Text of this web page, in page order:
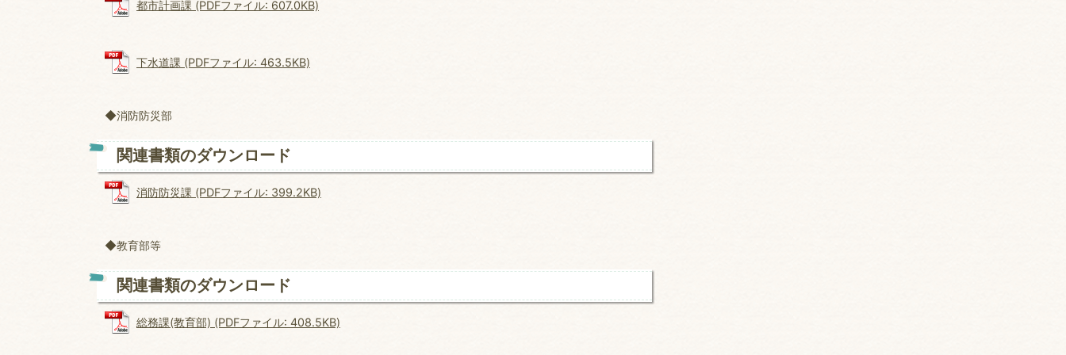
都市計画課 (PDFファイル: 607.0KB)
下水道課 (PDFファイル: 463.5KB)
◆消防防災部
関連書類のダウンロード
消防防災課 (PDFファイル: 399.2KB)
◆教育部等
関連書類のダウンロード
総務課(教育部) (PDFファイル: 408.5KB)